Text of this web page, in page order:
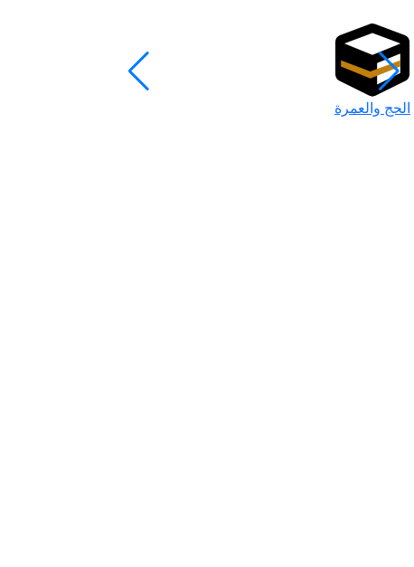
الحج والعمرة